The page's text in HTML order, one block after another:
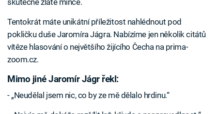
Tentokrát máte unikátní příležitost nahlédnout pod
pokličku duše Jaromíra Jágra. Nabízíme jen několik citátů
vítěze hlasování o největšího žijícího Čecha na prima-
zoom.cz.
Mimo jiné Jaromír Jágr řekl:
- „Neudělal jsem nic, co by ze mě dělalo hrdinu.“